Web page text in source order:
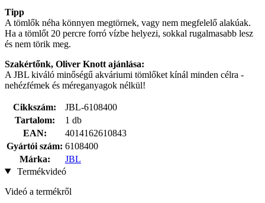
Tipp
A tömlők néha könnyen megtörnek, vagy nem megfelelő alakúak.
Ha a tömlőt 20 percre forró vízbe helyezi, sokkal rugalmasabb lesz
és nem törik meg.
Szakértőnk, Oliver Knott ajánlása:
A JBL kiváló minőségű akváriumi tömlőket kínál minden célra -
nehézfémek és méreganyagok nélkül!
Cikkszám:
JBL-6108400
Tartalom:
1 db
EAN:
4014162610843
Gyártói szám: 6108400
Márka:
JBL
Termékvideó
Videó a termékről